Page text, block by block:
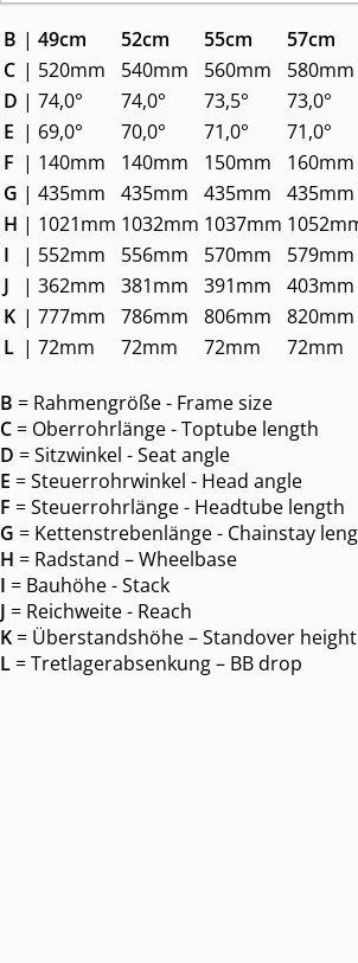
B | 49cm 52cm 55cm 57cm
C | 520mm 540mm 560mm 580mm
D | 74,0° 74,0° 73,5° 73,0°
E | 69,0° 70,0° 71,0° 71,0°
F | 140mm 140mm 150mm 160mm
G | 435mm 435mm 435mm 435mm
H | 1021mm 1032mm 1037mm
I
| 552mm 556mm 570mm 579mm
J
| 362mm 381mm 391mm 403mm
K | 777mm 786mm 806mm 820mm
L | 72mm 72mm 72mm 72mm
B = Rahmengröße - Frame size
C= Oberrohrlänge - Toptube length
D = Sitzwinkel - Seat angle
E = Steuerrohrwinkel - Head angle
F = Steuerrohrlänge - Headtube length
G = Kettenstrebenlänge - Chainstay
H = Radstand – Wheelbase
I = Bauhöhe - Stack
J = Reichweite - Reach
K= Überstandshöhe – Standover height
L= Tretlagerabsenkung – BB drop